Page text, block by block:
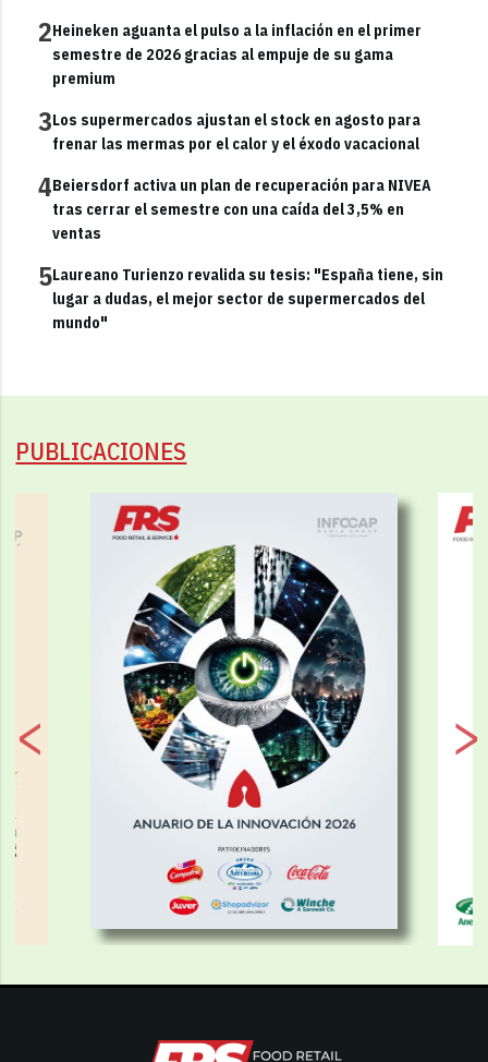
2Heineken aguanta el pulso a la inflación en el primer
semestre de 2026 gracias al empuje de su gama
premium
3Los supermercados ajustan el stock en agosto para
frenar las mermas por el calor y el éxodo vacacional
4Beiersdorf activa un plan de recuperación para NIVEA
tras cerrar el semestre con una caída del 3,5% en
ventas
5Laureano Turienzo revalida su tesis: "España tiene, sin
lugar a dudas, el mejor sector de supermercados del
mundo"
PUBLICACIONES